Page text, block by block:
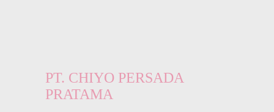
PT. CHIYO PERSADA
PRATAMA